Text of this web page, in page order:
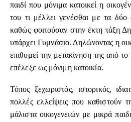
παιδί που μόνιμα κατοικεί η
του τι μέλλει γενέσθαι με τα δύο
καθώς φοιτούσαν στην έκτη τάξη
υπάρχει Γυμνάσιο. Δηλώνοντας η
επιθυμεί την μετακίνηση της από
επέλεξε ως μόνιμη κατοικία.
Τόπος ξεχωριστός, ιστορικός,
πολλές ελλείψεις που καθιστούν
μάλιστα οικογενειών με μικρά